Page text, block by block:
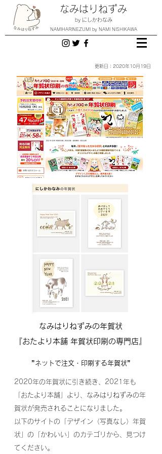
なみはりねずみ
by にしかわなみ
NAMIHARINEZUMI by NAMI NISHIKAWA
更新日：2020年10月19 日
なみはりねずみの年賀状
『おたより本舗 年賀状印刷の専門店』
”ネットで注文・印刷する年賀状”
2020年の年賀状に引き続き、2021年も
「おたより本舗」より、なみはりねずみの年
賀状が発売されることになりました。
以下のサイトの「デザイン（写真なし）年賀
状」の「かわいい」のカテゴリから、見つけ
てください。